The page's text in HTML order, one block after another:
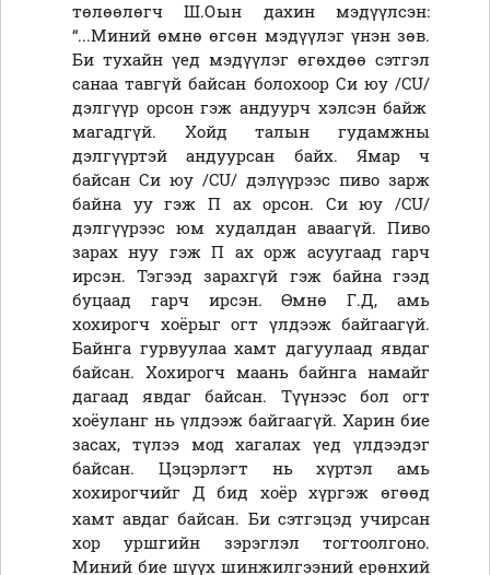
төлөөлөгч Ш.Оын дахин мэдүүлсэн:
“...Миний өмнө өгсөн мэдүүлэг үнэн зөв.
Би тухайн үед мэдүүлэг өгөхдөө сэтгэл
санаа тавгүй байсан болохоор Си юу /CU/
дэлгүүр орсон гэж андуурч хэлсэн байж
магадгүй. Хойд талын гудамжны
дэлгүүртэйандуурсан байх. Ямар ч
байсан Си юу /CU/ дэлүүрээс пиво зарж
байна уу гэж П ах орсон. Си юу /CU/
дэлгүүрээс юм худалдан аваагүй. Пиво
зарах нуу гэж П ахорж асуугаад гарч
ирсэн. Тэгээд зарахгүй гэж байна гээд
буцаад гарч ирсэн. ӨмнөГ.Д, амь
хохирогч хоёрыг огт үлдээж байгаагүй.
Байнга гурвуулаа хамт дагуулаад явдаг
байсан. Хохирогч маань байнга намайг
дагаад явдаг байсан. Түүнээс бол огт
хоёуланг нь үлдээж байгаагүй. Харин бие
засах, түлээ мод хагалах үед үлдээдэг
байсан. Цэцэрлэгт нь хүртэл амь
хохирогчийг Д бид хоёр хүргэж өгөөд
хамт авдаг байсан. Би сэтгэцэд учирсан
хор уршгийн зэрэглэл тогтоолгоно.
Миний бие шүүх шинжилгээний ерөнхий